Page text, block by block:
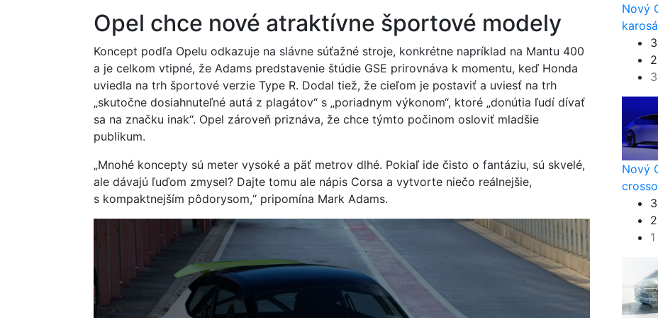
Opel chce nové atraktívne športové modely
Koncept podľa Opelu odkazuje na slávne súťažné stroje, konkrétne napríklad na Mantu 400
a je celkom vtipné, že Adams predstavenie štúdie GSE prirovnáva k momentu, keď Honda
uviedla na trh športové verzie Type R. Dodal tiež, že cieľom je postaviť a uviesť na trh
„skutočne dosiahnuteľné autá z plagátov“ s „poriadnym výkonom“, ktoré „donútia ľudí dívať
sa na značku inak“. Opel zároveň priznáva, že chce týmto počinom osloviť mladšie
publikum.
„Mnohé koncepty sú meter vysoké a päť metrov dlhé. Pokiaľ ide čisto o fantáziu, sú skvelé,
ale dávajú ľuďom zmysel? Dajte tomu ale nápis Corsa a vytvorte niečo reálnejšie,
s kompaktnejším pôdorysom,“ pripomína Mark Adams.
Nový
3
Nový
1